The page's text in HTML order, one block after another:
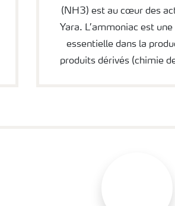
(NH3) est au cœur des
Yara. L’ammoniac est
essentielle dans la
produits dérivés (chimie